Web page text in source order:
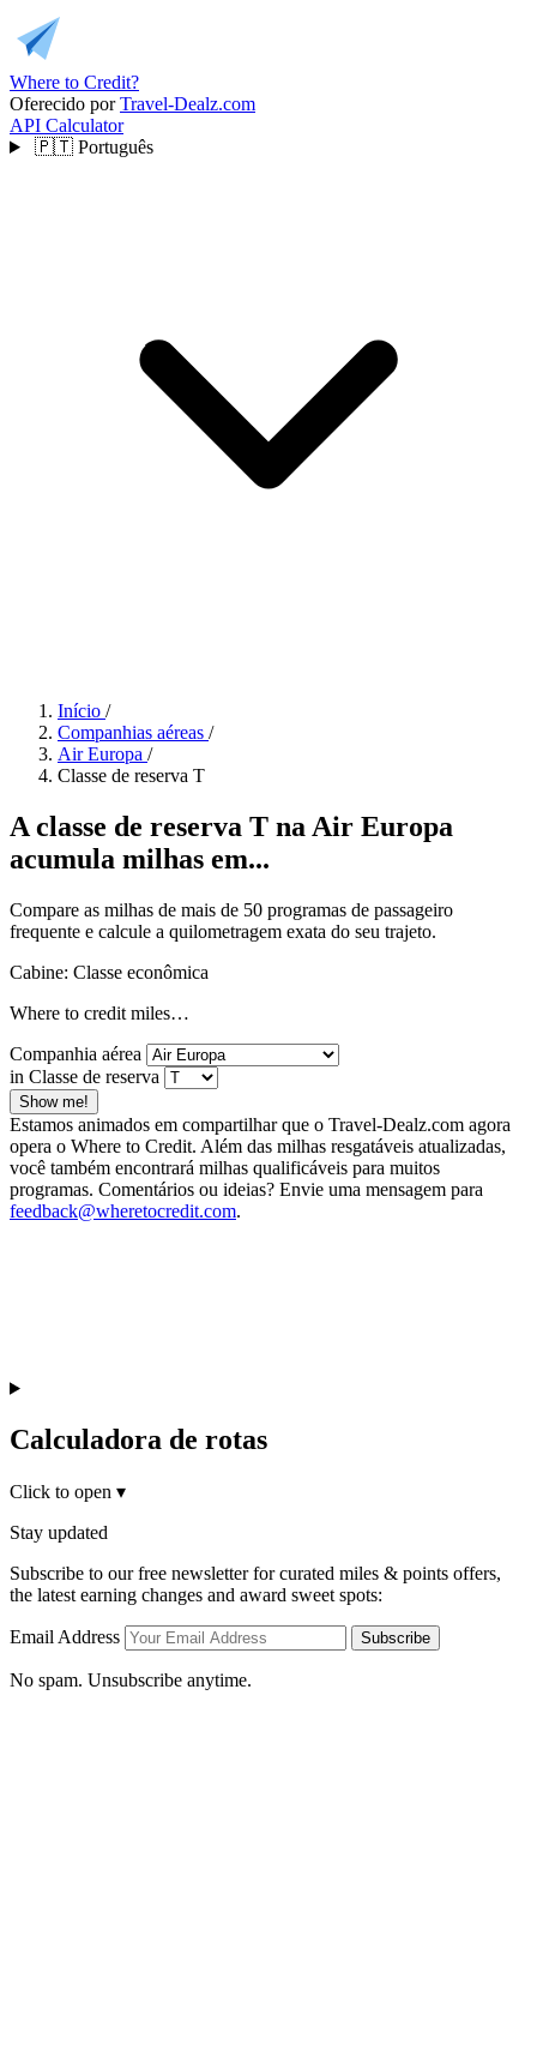
Where to Credit?
Oferecido por Travel-Dealz.com
API Calculator
🇵🇹 Português
Início /
Companhias aéreas /
Air Europa /
Classe de reserva T
A classe de reserva T na Air Europa
acumula milhas em...
Compare as milhas de mais de 50 programas de passageiro
frequente e calcule a quilometragem exata do seu trajeto.
Cabine: Classe econômica
Where to credit miles…
Companhia aérea
in Classe de reserva
Show me!
Estamos animados em compartilhar que o Travel-Dealz.com agora
opera o Where to Credit. Além das milhas resgatáveis atualizadas,
você também encontrará milhas qualificáveis para muitos
programas. Comentários ou ideias? Envie uma mensagem para
feedback@wheretocredit.com.
Calculadora de rotas
Click to open ▾
Stay updated
Subscribe to our free newsletter for curated miles & points offers,
the latest earning changes and award sweet spots:
Email Address Subscribe
No spam. Unsubscribe anytime.